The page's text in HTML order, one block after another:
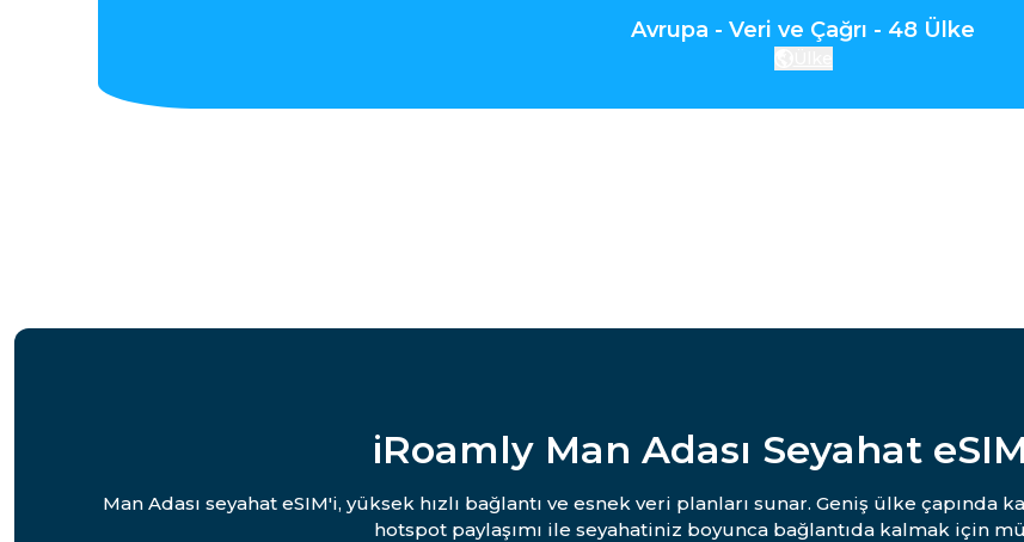
Avrupa - Veri ve Çağrı - 48 Ülke
iRoamly Man Adası Seyahat
Man Adası seyahat eSIM'i, yüksek hızlı bağlantı ve esnek veri planları sunar. Geniş ülke çapında
hotspot paylaşımı ile seyahatiniz boyunca bağlantıda kalmak için